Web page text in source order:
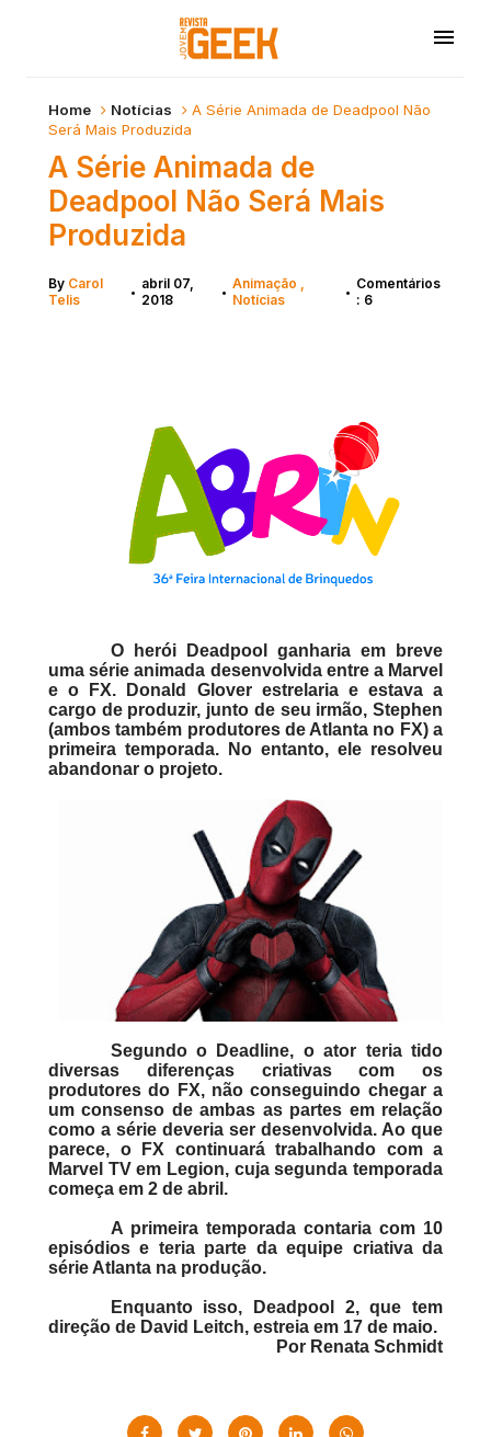
Home Notícias
A Série Animada de Deadpool Não
Será Mais Produzida
A Série Animada de
Deadpool Não Será Mais
Produzida
By Carol
Telis
• abril 07,
2018
• Animação
Notícias
• Comentários
: 6
O herói Deadpool ganharia em breve
uma série animada desenvolvida entre a Marvel
e o FX. Donald Glover estrelaria e estava a
cargo de produzir, junto de seu irmão, Stephen
(ambos também produtores de Atlanta no FX) a
primeira temporada. No entanto, ele resolveu
abandonar o projeto.
Segundo o Deadline, o ator teria tido
diversas diferenças criativas com os
produtores do FX, não conseguindo chegar a
um consenso de ambas as partes em relação
como a série deveria ser desenvolvida. Ao que
parece, o FX continuará trabalhando com a
Marvel TV em Legion, cuja segunda temporada
começa em 2 de abril.
A primeira temporada contaria com 10
episódios e teria parte da equipe criativa da
série Atlanta na produção.
Enquanto isso, Deadpool 2, que tem
direção de David Leitch, estreia em 17 de maio.
Por Renata Schmidt